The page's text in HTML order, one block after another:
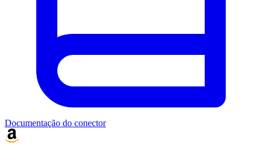
Documentação do conector